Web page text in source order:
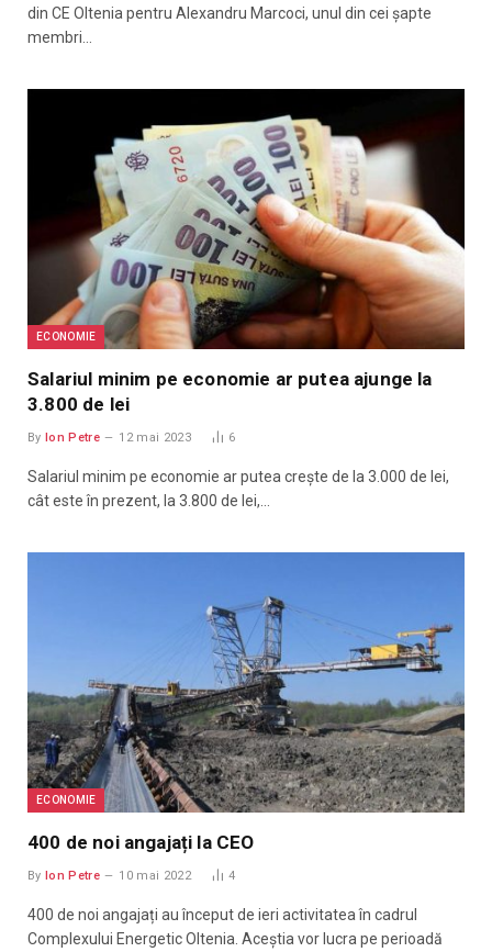
din CE Oltenia pentru Alexandru Marcoci, unul din cei șapte
membri…
ECONOMIE
Salariul minim pe economie ar putea ajunge la
3.800 de lei
By Ion Petre 12 mai 2023 6
Salariul minim pe economie ar putea crește de la 3.000 de lei,
cât este în prezent, la 3.800 de lei,…
ECONOMIE
400 de noi angajați la CEO
By Ion Petre 10 mai 2022 4
400 de noi angajați au început de ieri activitatea în cadrul
Complexului Energetic Oltenia. Aceștia vor lucra pe perioadă